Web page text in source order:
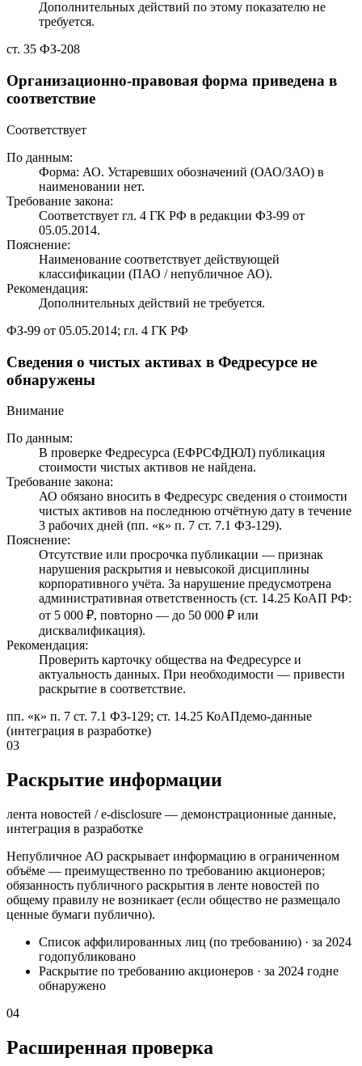
Дополнительных действий по этому показателю не
требуется.
ст. 35 ФЗ-208
Организационно-правовая форма приведена в
соответствие
Соответствует
По данным:
Форма: АО. Устаревших обозначений (ОАО/ЗАО) в
наименовании нет.
Требование закона:
Соответствует гл. 4 ГК РФ в редакции ФЗ-99 от
05.05.2014.
Пояснение:
Наименование соответствует действующей
классификации (ПАО / непубличное АО).
Рекомендация:
Дополнительных действий не требуется.
ФЗ-99 от 05.05.2014; гл. 4 ГК РФ
Сведения о чистых активах в Федресурсе не
обнаружены
Внимание
По данным:
В проверке Федресурса (ЕФРСФДЮЛ) публикация
стоимости чистых активов не найдена.
Требование закона:
АО обязано вносить в Федресурс сведения о стоимости
чистых активов на последнюю отчётную дату в течение
3 рабочих дней (пп. «к» п. 7 ст. 7.1 ФЗ-129).
Пояснение:
Отсутствие или просрочка публикации — признак
нарушения раскрытия и невысокой дисциплины
корпоративного учёта. За нарушение предусмотрена
административная ответственность (ст. 14.25 КоАП РФ:
от 5 000 ₽, повторно — до 50 000 ₽ или
дисквалификация).
Рекомендация:
Проверить карточку общества на Федресурсе и
актуальность данных. При необходимости — привести
раскрытие в соответствие.
пп. «к» п. 7 ст. 7.1 ФЗ-129; ст. 14.25 КоАПдемо-данные
(интеграция в разработке)
03
Раскрытие информации
лента новостей / e-disclosure — демонстрационные данные,
интеграция в разработке
Непубличное АО раскрывает информацию в ограниченном
объёме — преимущественно по требованию акционеров;
обязанность публичного раскрытия в ленте новостей по
общему правилу не возникает (если общество не размещало
ценные бумаги публично).
Список аффилированных лиц (по требованию) · за 2024
годопубликовано
Раскрытие по требованию акционеров · за 2024 годне
обнаружено
04
Расширенная проверка